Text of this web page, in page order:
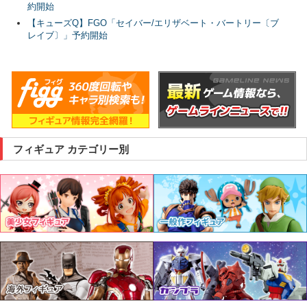
約開始
【キューズQ】FGO「セイバー/エリザベート・バートリー〔ブ
レイブ〕」予約開始
フィギュア カテゴリー別